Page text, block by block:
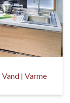
Vand | Varme